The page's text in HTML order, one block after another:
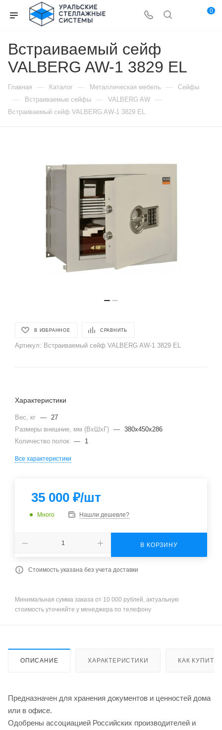
0
Встраиваемый сейф
VALBERG AW-1 3829 EL
Главная — Каталог — Металлическая мебель — Сейфы
— Встраиваемые сейфы — VALBERG AW —
Встраиваемый сейф VALBERG AW-1 3829 EL
В ИЗБРАННОЕ СРАВНИТЬ
Артикул: Встраиваемый сейф VALBERG AW-1 3829 EL
Характеристики
Вес, кг — 27
Размеры внешние, мм (ВхШхГ) — 380x450x286
Количество полок — 1
Все характеристики
35 000 ₽/шт
Много Нашли дешевле?
В КОРЗИНУ
Стоимость указана без учета доставки
Минимальная сумма заказа от 10 000 рублей, актуальную
стоимость уточняйте у менеджера по телефону
ОПИСАНИЕ ХАРАКТЕРИСТИКИ КАК КУПИТЬ
Предназначен для хранения документов и ценностей дома
или в офисе.
Одобрены ассоциацией Российских производителей и